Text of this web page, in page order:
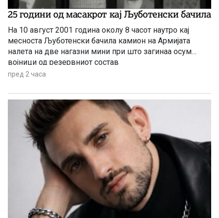
25 години од масакрот кај Љуботенски бачила
На 10 август 2001 година околу 8 часот наутро кај
месноста Љуботенски бачила камион на Армијата
налетa на две нагазни мини при што загинаа осум
војници од резервниот состав
пред 2 часа